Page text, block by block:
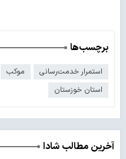
برچسب‌ها
استمرار خدمت‌رسانی موکب
استان خوزستان
آخرین مطالب شادا